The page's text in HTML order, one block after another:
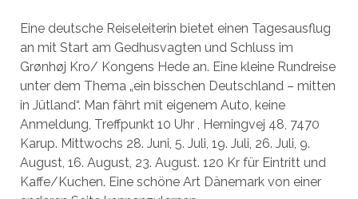
Eine deutsche Reiseleiterin bietet einen Tagesausflug
an mit Start am Gedhusvagten und Schluss im
Grønhøj Kro/ Kongens Hede an. Eine kleine Rundreise
unter dem Thema „ein bisschen Deutschland – mitten
in Jütland“. Man fährt mit eigenem Auto, keine
Anmeldung, Treffpunkt 10 Uhr , Herningvej 48, 7470
Karup. Mittwochs 28. Juni, 5. Juli, 19. Juli, 26. Juli, 9.
August, 16. August, 23. August. 120 Kr für Eintritt und
Kaffe/Kuchen. Eine schöne Art Dänemark von einer